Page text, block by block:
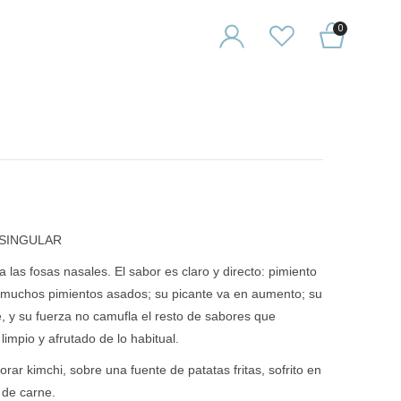
0
las fosas nasales. El sabor es claro y directo: pimiento
pimientos asados; su picante va en aumento; su
y su fuerza no camufla el resto de sabores que
y afrutado de lo habitual.
kimchi, sobre una fuente de patatas fritas, sofrito en
carne.